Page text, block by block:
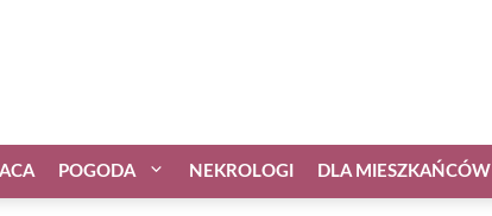
POGODA NEKROLOGI DLA MIESZKAŃCÓW